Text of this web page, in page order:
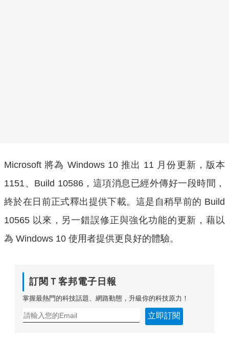
Microsoft 將為 Windows 10 推出 11 月份更新，版本
1151、Build 10586，這項消息已經外傳好一段時間，
終於在日前正式釋出提供下載。這是自稍早前的 Build
10565 以來，另一錯誤修正與強化功能的更新，藉以
為 Windows 10 使用者提供更良好的體驗。
訂閱Ｔ客邦電子日報
掌握最熱門的科技話題、網路動態，升級你的科技原力！
立即訂閱